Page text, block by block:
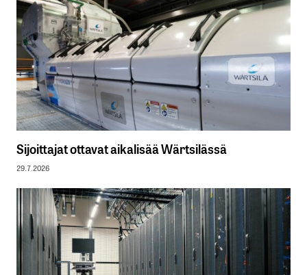
Sijoittajat ottavat aikalisää Wärtsilässä
29.7.2026